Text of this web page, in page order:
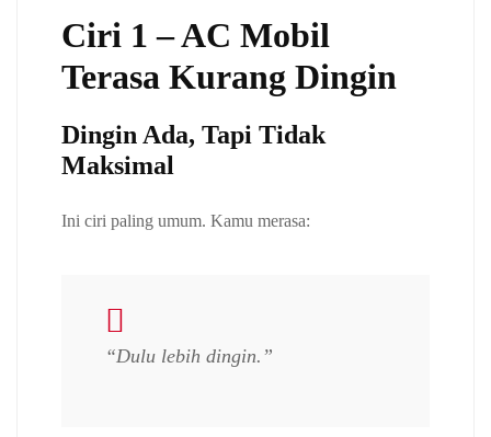
Ciri 1 – AC Mobil
Terasa Kurang Dingin
Dingin Ada, Tapi Tidak
Maksimal
Ini ciri paling umum. Kamu merasa:
“Dulu lebih dingin.”